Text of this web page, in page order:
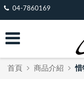
04-7860169
首頁 商品介紹 惜